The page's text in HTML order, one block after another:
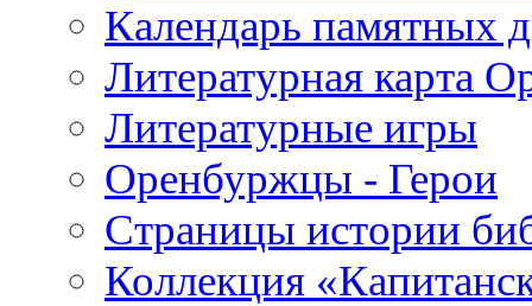
Календарь памятных
Литературная карта
Литературные игры
Оренбуржцы - Герои
Страницы истории
Коллекция